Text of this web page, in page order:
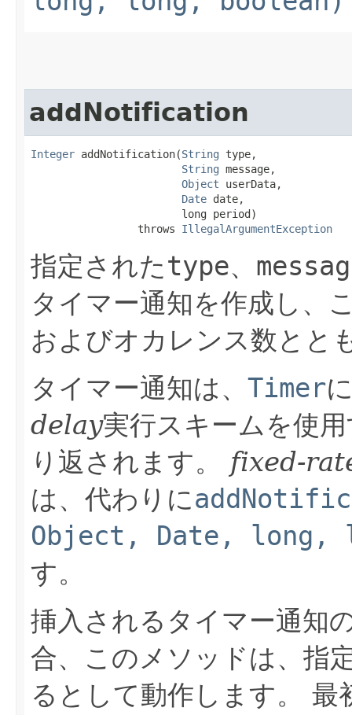
addNotification
Integer addNotification​(String type,
String message,
Object userData,
Date date,
                        long period)
                 throws
IllegalArgumentException
指定されたtype、
タイマー通知を作成し、
およびオカレンス数とと
タイマー通知は、 Timer
delay実行スキームを使
り返されます。
fixed-
は、代わりに
Object, Date, long,
す。
挿入されるタイマー通知
合、このメソッドは、指
るとして動作します。
最